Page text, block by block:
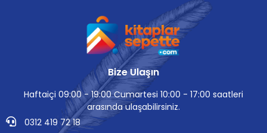
Bize Ulaşın
Haftaiçi 09:00 - 19:00 Cumartesi 10:00 - 17:00 saatleri
arasında ulaşabilirsiniz.
0312 419 72 18